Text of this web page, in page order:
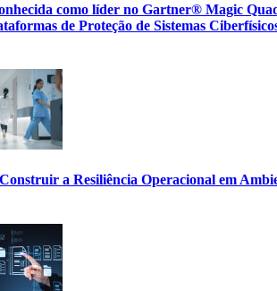
como líder no Gartner® Magic
de Proteção de Sistemas
a Resiliência Operacional em